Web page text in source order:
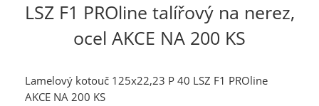
LSZ F1 PROline talířový na nerez,
ocel AKCE NA 200 KS
Lamelový kotouč 125x22,23 P 40 LSZ F1 PROline
AKCE NA 200 KS